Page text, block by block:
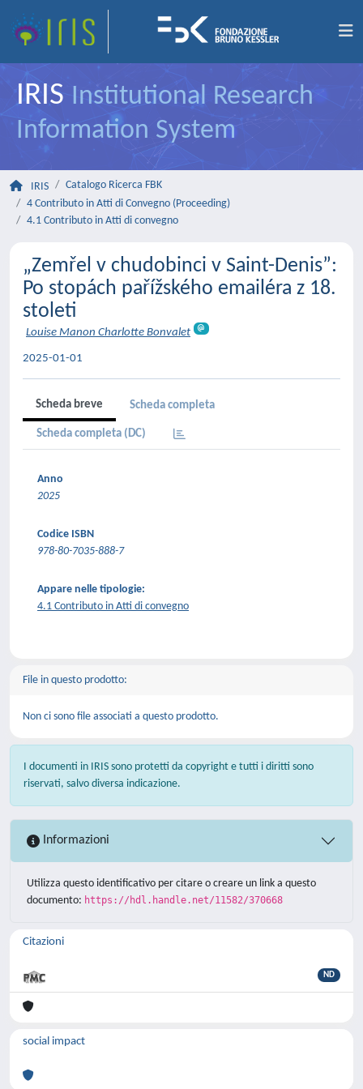
IRIS Institutional Research
Information System
IRIS
Catalogo Ricerca FBK
4 Contributo in Atti di Convegno (Proceeding)
4.1 Contributo in Atti di convegno
„Zemřel v chudobinci v Saint-Denis”:
Po stopách pařížského emailéra z 18.
stoleti
Louise Manon Charlotte Bonvalet
2025-01-01
Scheda breve Scheda completa
Scheda completa (DC)
Anno
2025
Codice ISBN
978-80-7035-888-7
Appare nelle tipologie:
4.1 Contributo in Atti di convegno
File in questo prodotto:
Non ci sono file associati a questo prodotto.
I documenti in IRIS sono protetti da copyright e tutti i diritti sono
riservati, salvo diversa indicazione.
Informazioni
Utilizza questo identificativo per citare o creare un link a questo
documento: https://hdl.handle.net/11582/370668
Citazioni
ND
social impact